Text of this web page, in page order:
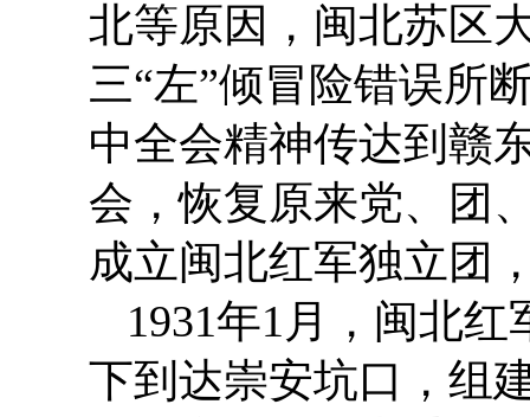
北等原因，闽北苏区
三“左”倾冒险错误所
中全会精神传达到赣
会，恢复原来党、团
成立闽北红军独立团
1931年1月，闽北
下到达崇安坑口，组